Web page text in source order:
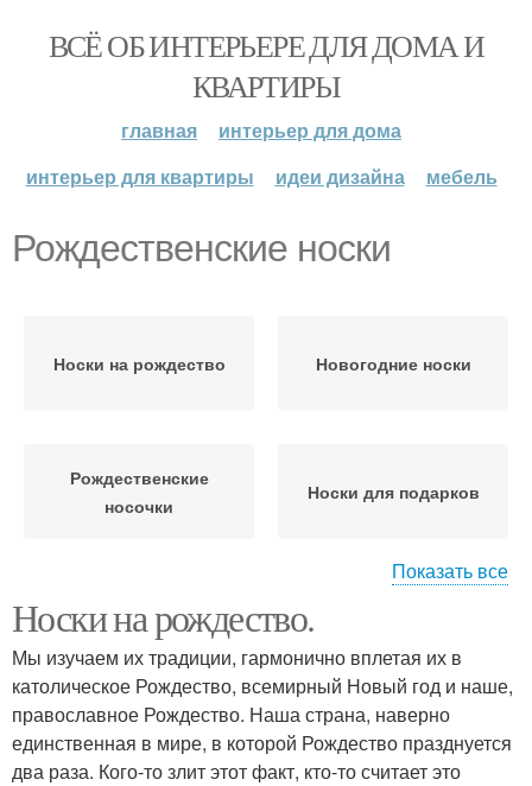
ВСЁ ОБ ИНТЕРЬЕРЕ ДЛЯ ДОМА И
КВАРТИРЫ
главная
интерьер для дома
интерьер для квартиры
идеи дизайна мебель
Рождественские носки
Носки на рождество Новогодние носки
Рождественские
носочки
Носки для подарков
Рождественские свечи
Рождественские венки
Показать все
Носки на рождество.
Мы изучаем их традиции, гармонично вплетая их в
католическое Рождество, всемирный Новый год и наше,
православное Рождество. Наша страна, наверно
единственная в мире, в которой Рождество празднуется
два раза. Кого-то злит этот факт, кто-то считает это